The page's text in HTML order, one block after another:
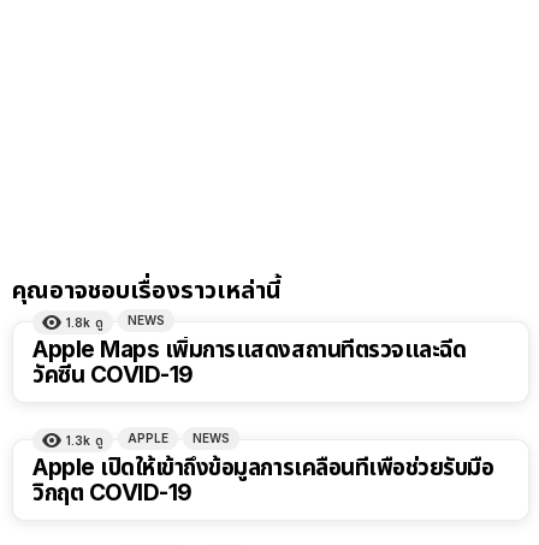
คุณอาจชอบเรื่องราวเหล่านี้
1.8k ดู NEWS
Apple Maps เพิ่มการแสดงสถานที่ตรวจและฉีด
วัคซีน COVID-19
1.3k ดู APPLE NEWS
Apple เปิดให้เข้าถึงข้อมูลการเคลื่อนที่เพื่อช่วยรับมือ
วิกฤต COVID-19